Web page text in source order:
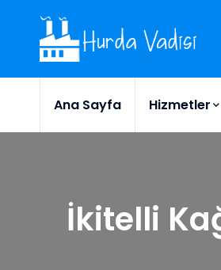
Ana Sayfa Hizmetler
İkitelli